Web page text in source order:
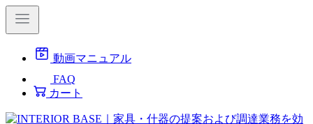
動画マニュアル
FAQ
カート